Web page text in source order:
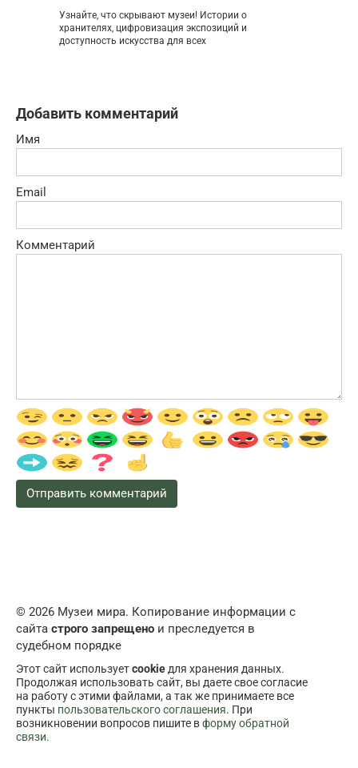
Узнайте, что скрывают музеи! Истории о
хранителях, цифровизация экспозиций и
доступность искусства для всех
Добавить комментарий
Имя
Email
Комментарий
© 2026 Музеи мира. Копирование информации с
сайта строго запрещено и преследуется в
судебном порядке
Этот сайт используетcookie для хранения данных.
Продолжая использовать сайт, вы даете свое согласие
на работу с этими файлами, а так же принимаете все
пункты пользовательского соглашения. При
возникновении вопросов пишите вформу обратной
связи.